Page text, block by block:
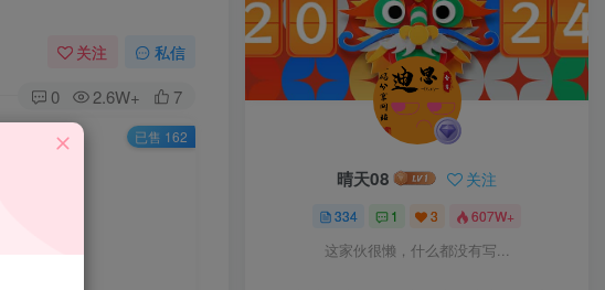
关注 私信
0 2.6W+ 7
已售 162
晴天08 关注
334 1 3 607W+
这家伙很懒，什么都没有写...